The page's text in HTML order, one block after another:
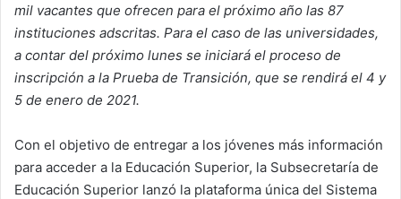
mil vacantes que ofrecen para el próximo año las 87
instituciones adscritas. Para el caso de las universidades,
a contar del próximo lunes se iniciará el proceso de
inscripción a la Prueba de Transición, que se rendirá el 4 y
5 de enero de 2021.
Con el objetivo de entregar a los jóvenes más información
para acceder a la Educación Superior, la Subsecretaría de
Educación Superior lanzó la plataforma única del Sistema